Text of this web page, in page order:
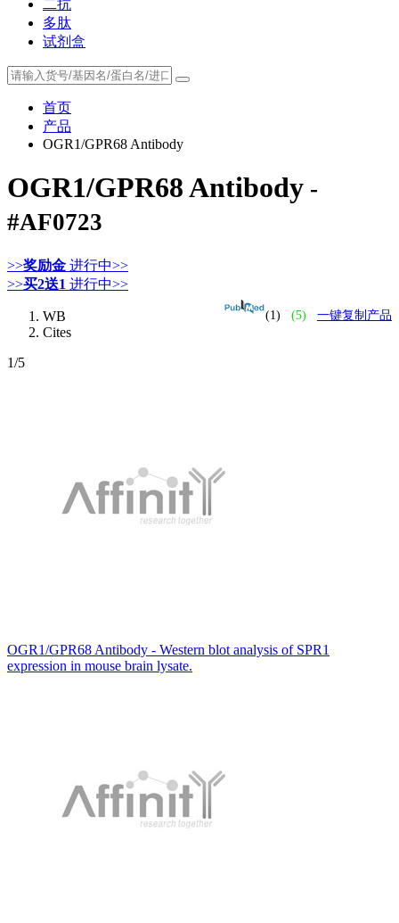
二抗
多肽
试剂盒
首页
产品
OGR1/GPR68 Antibody
OGR1/GPR68 Antibody -
#AF0723
>>奖励金 进行中>>
>>买2送1 进行中>>
(1) (5) 一键复制产品
WB
Cites
1/5
OGR1/GPR68 Antibody - Western blot analysis of SPR1
expression in mouse brain lysate.